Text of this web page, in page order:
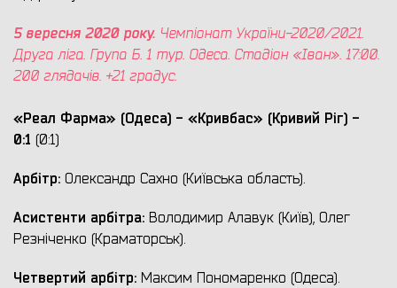
5 вересня 2020 року. Чемпіонат України-2020/2021.
Друга ліга. Група Б. 1 тур. Одеса. Стадіон «Іван». 17:00.
200 глядачів. +21 градус.
«Реал Фарма» (Одеса) - «Кривбас» (Кривий Ріг) -
0:1 (0:1)
Арбітр: Олександр Сахно (Київська область).
Асистенти арбітра: Володимир Алавук (Київ), Олег
Резніченко (Краматорськ).
Четвертий арбітр: Максим Пономаренко (Одеса).